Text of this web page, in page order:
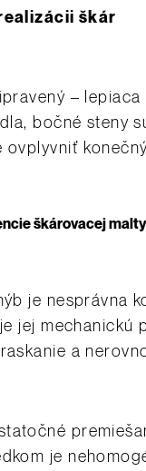
škár
–
bočné steny
škárovacej malty
je nesprávna
jej
a
je